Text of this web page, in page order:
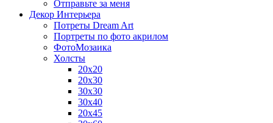
Отправьте за меня
Декор Интерьера
Потреты Dream Art
Портреты по фото акрилом
ФотоМозаика
Холсты
20х20
20х30
30х30
30х40
20х45